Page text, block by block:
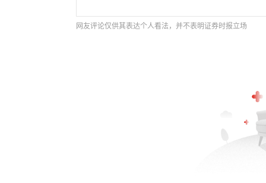
网友评论仅供其表达个人看法，并不表明证券时报立场